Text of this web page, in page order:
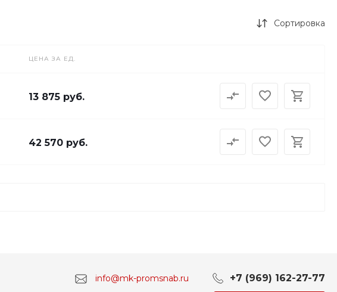
Сортировка
ЦЕНА ЗА ЕД.
13 875 руб.
42 570 руб.
info@mk-promsnab.ru +7 (969) 162-27-77